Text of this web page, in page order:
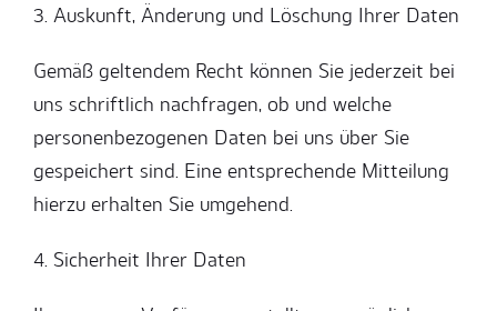
3. Auskunft, Änderung und Löschung Ihrer Daten
Gemäß geltendem Recht können Sie jederzeit bei
uns schriftlich nachfragen, ob und welche
personenbezogenen Daten bei uns über Sie
gespeichert sind. Eine entsprechende Mitteilung
hierzu erhalten Sie umgehend.
4. Sicherheit Ihrer Daten